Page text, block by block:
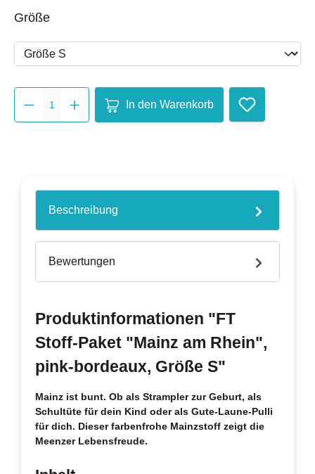
Größeauswählen
Produkt Anzahl: Gib den
In den Warenkorb
Beschreibung
Bewertungen
Produktinformationen "FT
Stoff-Paket "Mainz am Rhein",
pink-bordeaux, Größe S"
Mainz ist bunt. Ob als Strampler zur Geburt, als
Schultüte für dein Kind oder als Gute-Laune-Pulli
für dich. Dieser farbenfrohe Mainzstoff zeigt die
Meenzer Lebensfreude.